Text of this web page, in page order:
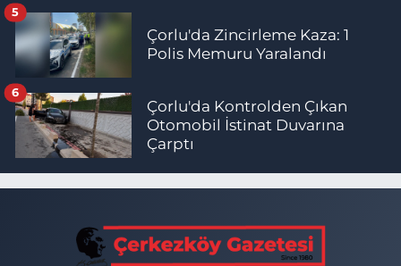
Çorlu'da Zincirleme Kaza: 1
Polis Memuru Yaralandı
5
Çorlu'da Kontrolden Çıkan
Otomobil İstinat Duvarına
Çarptı
6